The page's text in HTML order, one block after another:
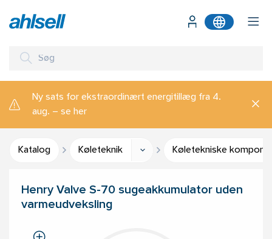
Ny sats for ekstraordinært energitillæg fra 4.
aug. – se her
Katalog Køleteknik Køletekniske
Henry Valve S-70 sugeakkumulator uden
varmeudveksling